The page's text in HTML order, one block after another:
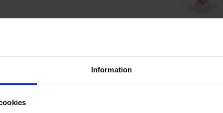
Information
vid sidorna. Naturanodiserade sidskenor och
rullgardin". Monteras enkelt med medföljande